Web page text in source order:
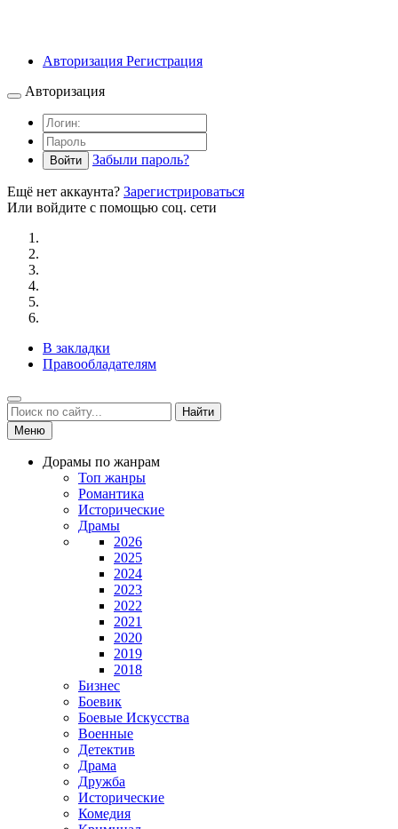
Авторизация Регистрация
Авторизация
Войти Забыли пароль?
Ещё нет аккаунта? Зарегистрироваться
Или войдите с помощью соц. сети
В закладки
Правообладателям
Найти
Меню
Дорамы по жанрам
Топ жанры
Романтика
Исторические
Драмы
2026
2025
2024
2023
2022
2021
2020
2019
2018
Бизнес
Боевик
Боевые Искусства
Военные
Детектив
Драма
Дружба
Исторические
Комедия